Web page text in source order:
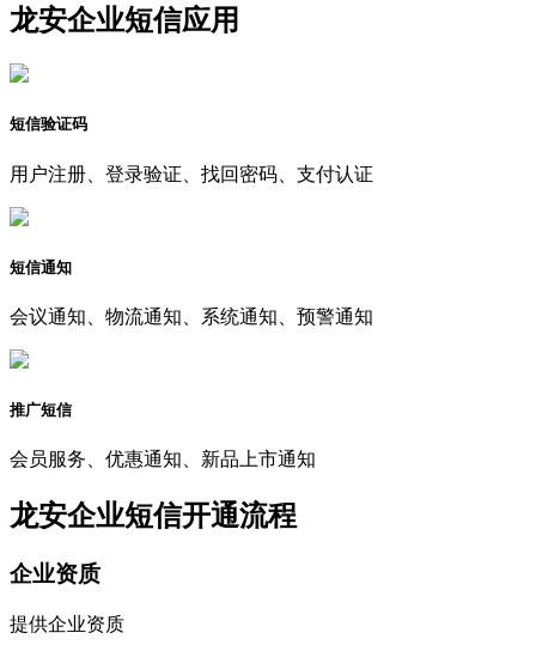
龙安企业短信应用
短信验证码
用户注册、登录验证、找回密码、支付认证
短信通知
会议通知、物流通知、系统通知、预警通知
推广短信
会员服务、优惠通知、新品上市通知
龙安企业短信开通流程
企业资质
提供企业资质